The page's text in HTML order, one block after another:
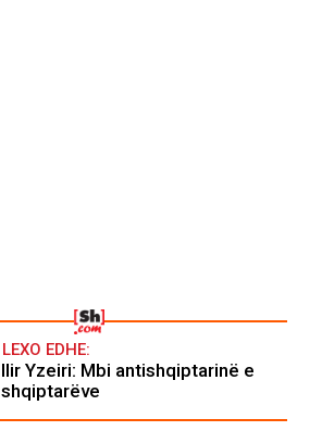
LEXO EDHE:
Ilir Yzeiri: Mbi antishqiptarinë e
shqiptarëve